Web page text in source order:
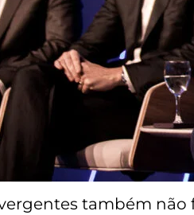
também não